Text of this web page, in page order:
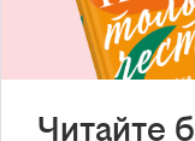
Читайте